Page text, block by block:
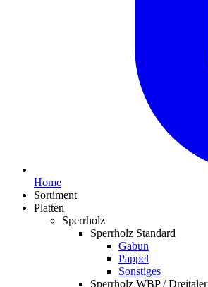
Home
Sortiment
Platten
Sperrholz
Sperrholz Standard
Gabun
Pappel
Sonstiges
Sperrholz WBP / Dreitaler